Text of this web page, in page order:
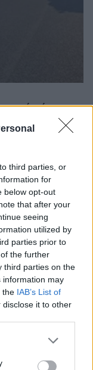
third parties, or
for
below opt-out
that after your
seeing
utilized by
parties prior to
the further
third parties on the
information may
the IAB’s List of
it to other
or more Google
You may click to
πώς έγινε το
στις Σέρρες,
για